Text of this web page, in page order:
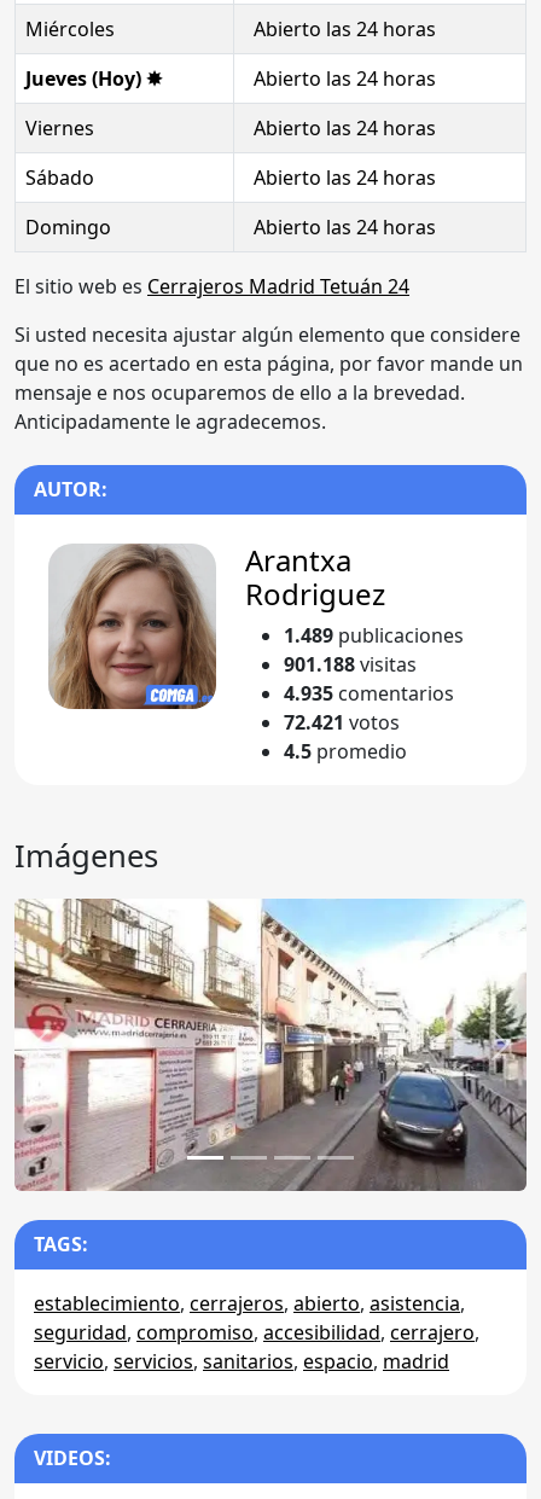
Miércoles
Abierto las 24 horas
Jueves (Hoy) ✸
Abierto las 24 horas
Viernes
Abierto las 24 horas
Sábado
Abierto las 24 horas
Domingo
Abierto las 24 horas
El sitio web es Cerrajeros Madrid Tetuán 24
Si usted necesita ajustar algún elemento que considere
que no es acertado en esta página, por favor mande un
mensaje e nos ocuparemos de ello a la brevedad.
Anticipadamente le agradecemos.
AUTOR:
Arantxa
Rodriguez
1.489 publicaciones
901.188visitas
4.935 comentarios
72.421 votos
4.5 promedio
Imágenes
Anterior
TAGS:
establecimiento, cerrajeros, abierto, asistencia,
seguridad, compromiso, accesibilidad, cerrajero,
servicio, servicios, sanitarios, espacio, madrid
VIDEOS: